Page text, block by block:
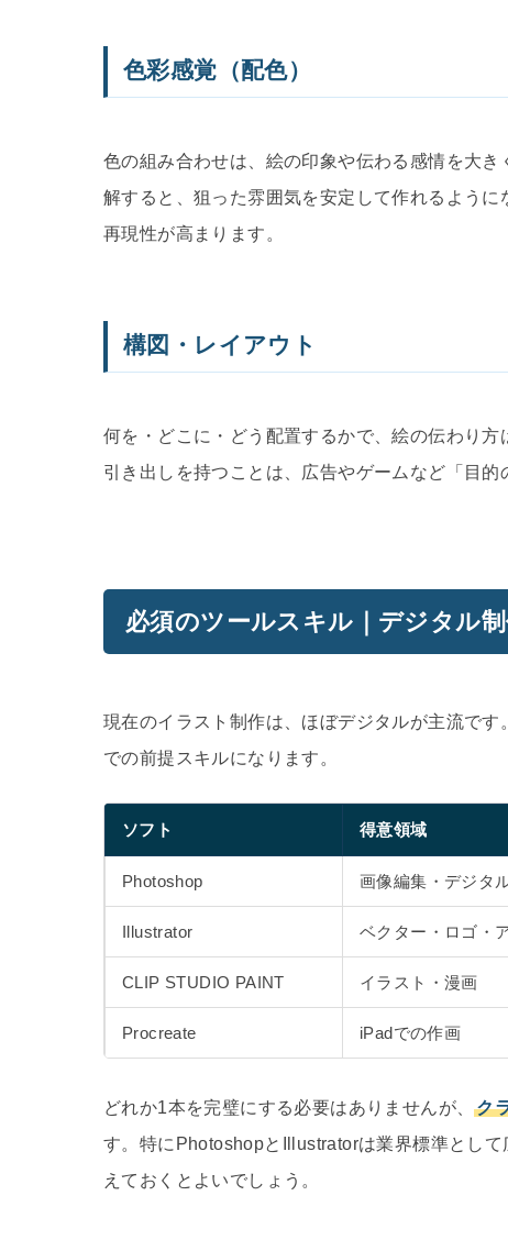
色彩感覚（配色）
色の組み合わせは、絵の印象や伝わる感情を大
解すると、狙った雰囲気を安定して作れるよう
再現性が高まります。
構図・レイアウト
何を・どこに・どう配置するかで、絵の伝わり
引き出しを持つことは、広告やゲームなど「目的
必須のツールスキル｜デジタル
現在のイラスト制作は、ほぼデジタルが主流で
での前提スキルになります。
ソフト 得意領域
Photoshop 画像編集・デジタ
Illustrator ベクター・ロゴ・
CLIP STUDIO PAINT イラスト・漫画
Procreate iPadでの作画
どれか1本を完璧にする必要はありませんが、ク
す。特にPhotoshopとIllustratorは業界標準とし
えておくとよいでしょう。